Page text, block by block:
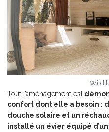
Wild
Tout l’aménagement est
confort dont elle a besoin :
douche solaire et un
installé un évier équipé